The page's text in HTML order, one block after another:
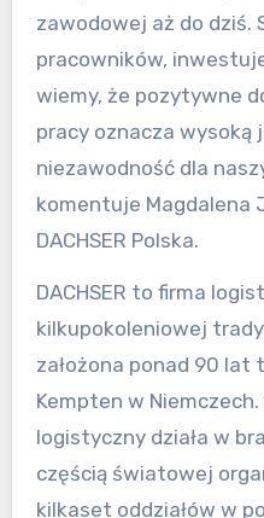
zawodowej aż do dziś.
pracowników,
wiemy, że pozytywne
pracy oznacza wysoką
niezawodność dla
komentuje Magdalena
DACHSER Polska.
DACHSER to firma
kilkupokoleniowej
założona ponad 90 lat
Kempten w
logistyczny działa w
częścią światowej
kilkaset oddziałów w